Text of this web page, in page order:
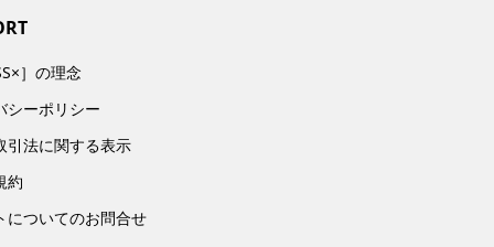
］の理念
シーポリシー
引法に関する表示
約
についてのお問合せ